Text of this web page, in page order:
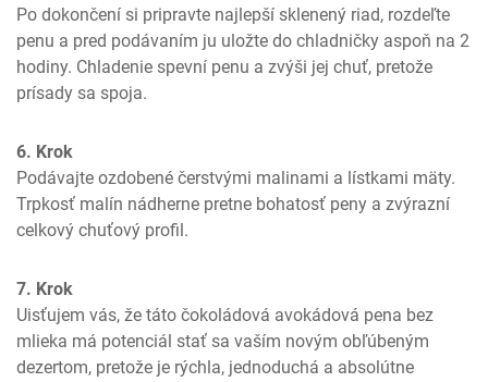
Po dokončení si pripravte najlepší sklenený riad, rozdeľte
penu a pred podávaním ju uložte do chladničky aspoň na 2
hodiny. Chladenie spevní penu a zvýši jej chuť, pretože
prísady sa spoja.
6. Krok
Podávajte ozdobené čerstvými malinami a lístkami mäty.
Trpkosť malín nádherne pretne bohatosť peny a zvýrazní
celkový chuťový profil.
7. Krok
Uisťujem vás, že táto čokoládová avokádová pena bez
mlieka má potenciál stať sa vaším novým obľúbeným
dezertom, pretože je rýchla, jednoduchá a absolútne